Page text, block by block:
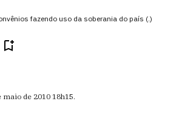
fazendo uso da soberania do país (.)
maio de 2010 18h15.